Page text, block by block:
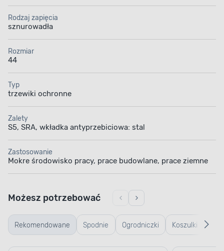
Rodzaj zapięcia
sznurowadła
Rozmiar
44
Typ
trzewiki ochronne
Zalety
S5, SRA, wkładka antyprzebiciowa: stal
Zastosowanie
Mokre środowisko pracy, prace budowlane, prace ziemne
Rekomendowane Spodnie
robocze
Ogrodniczki Koszulki
robocze
Możesz potrzebować